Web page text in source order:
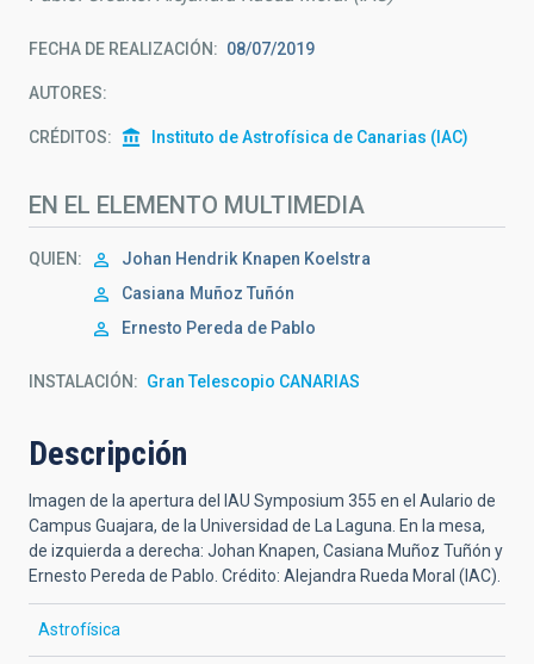
FECHA DE REALIZACIÓN 08/07/2019
AUTORES
CRÉDITOS Instituto de Astrofísica de Canarias (IAC)
EN EL ELEMENTO MULTIMEDIA
QUIEN Johan Hendrik Knapen Koelstra
Casiana Muñoz Tuñón
Ernesto Pereda de Pablo
INSTALACIÓN Gran Telescopio CANARIAS
Descripción
Imagen de la apertura del IAU Symposium 355 en el Aulario de
Campus Guajara, de la Universidad de La Laguna. En la mesa,
de izquierda a derecha: Johan Knapen, Casiana Muñoz Tuñón y
Ernesto Pereda de Pablo. Crédito: Alejandra Rueda Moral (IAC).
Astrofísica